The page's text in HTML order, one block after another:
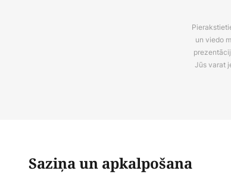
un viedo
Jūs varat
Saziņa un apkalpošana